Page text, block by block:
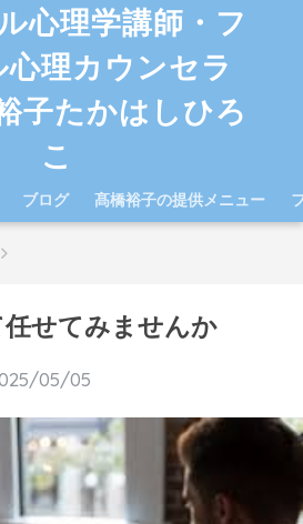
心理学講師・フ
理カウンセラ
子たかはしひろ
こ
ブログ 髙橋裕子の提供メニュー
せてみませんか
05/05